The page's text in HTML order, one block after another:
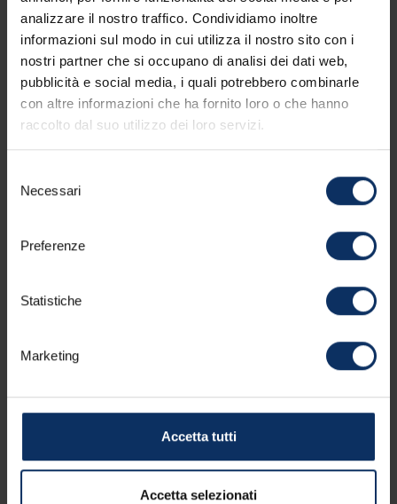
analizzare il nostro traffico. Condividiamo inoltre
informazioni sul modo in cui utilizza il nostro sito con i
nostri partner che si occupano di analisi dei dati web,
pubblicità e social media, i quali potrebbero combinarle
con altre informazioni che ha fornito loro o che hanno
raccolto dal suo utilizzo dei loro servizi.
delNecessari
Preferenze
Statistiche
Marketing
Accetta tutti
Accetta selezionati
Email *
Note
* Dopo aver preso visione della
personali comunicati.
RICHIEDI OFFERTA